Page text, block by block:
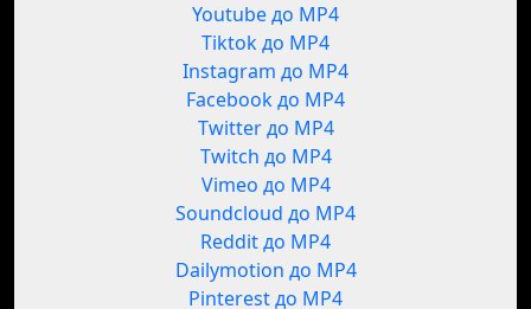
Youtube до MP4
Tiktok до MP4
Instagram до MP4
Facebook до MP4
Twitter до MP4
Twitch до MP4
Vimeo до MP4
Soundcloud до MP4
Reddit до MP4
Dailymotion до MP4
Pinterest до MP4